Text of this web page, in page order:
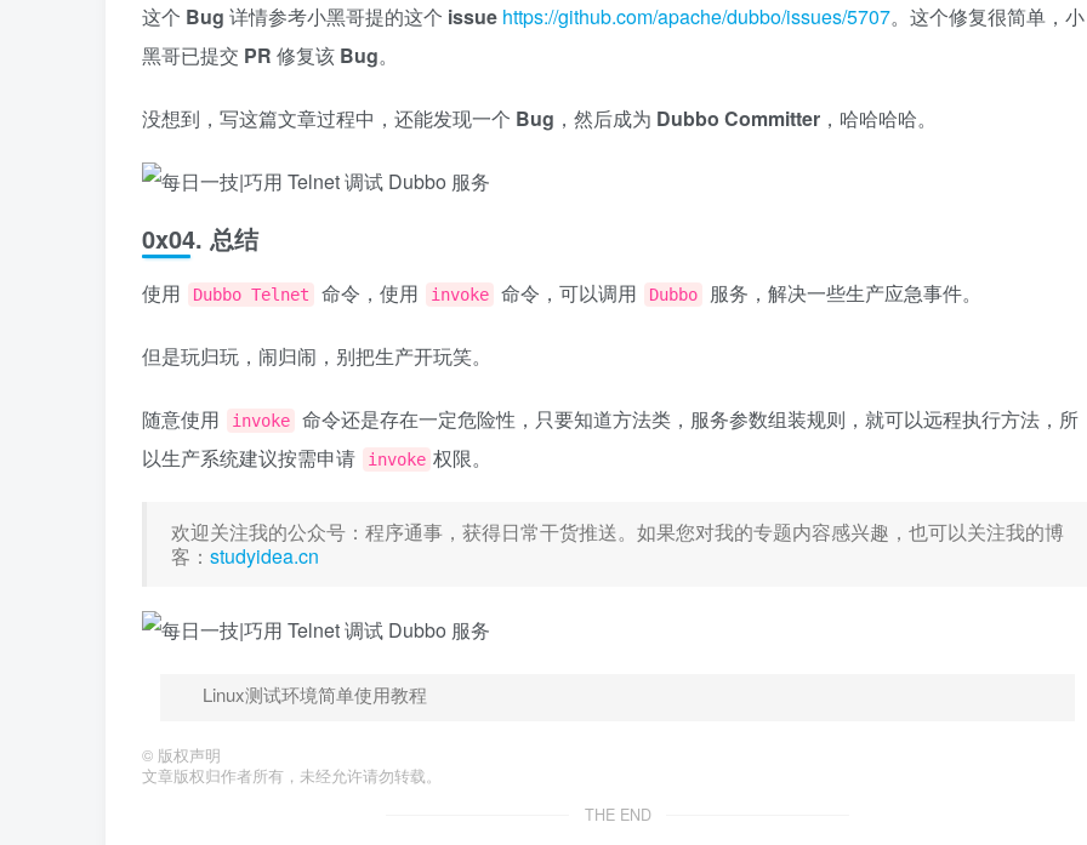
这个 Bug 详情参考小黑哥提的这个 issue https://github.com/apache/dubbo/issues/5707。这个修复很简单，小
黑哥已提交 PR 修复该 Bug。
没想到，写这篇文章过程中，还能发现一个 Bug ，然后成为 Dubbo Committer ，哈哈哈哈。
0x04. 总结
使用 Dubbo Telnet 命令，使用 invoke 命令，可以调用 Dubbo 服务，解决一些生产应急事件。
但是玩归玩，闹归闹，别把生产开玩笑。
随意使用 invoke
命令还是存在一定危险性，只要知道方法类，服务参数组装规则，就可以远程执行方法，所
以生产系统建议按需申请
invoke 权限。
欢迎关注我的公众号：程序通事，获得日常干货推送。如果您对我的专题内容感兴趣，也可以关注我的博
客： studyidea.cn
Linux测试环境简单使用教程
© 版权声明
文章版权归作者所有，未经允许请勿转载。
THE END